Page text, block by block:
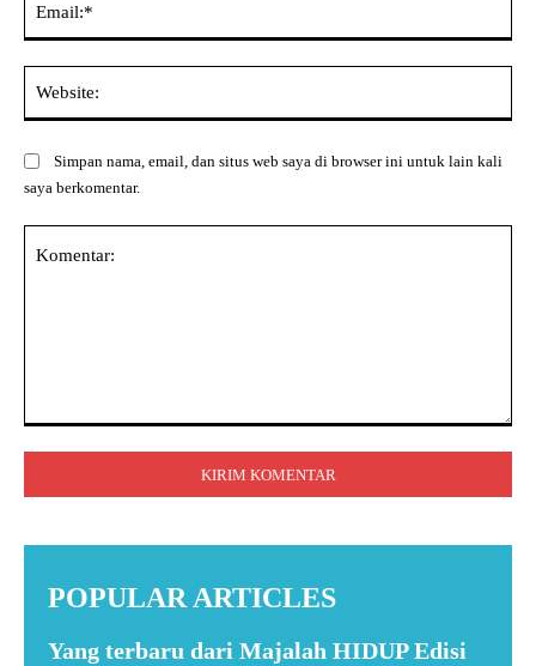
Simpan nama, email, dan situs web saya di browser ini untuk lain kali
saya berkomentar.
POPULAR ARTICLES
Yang terbaru dari Majalah HIDUP Edisi